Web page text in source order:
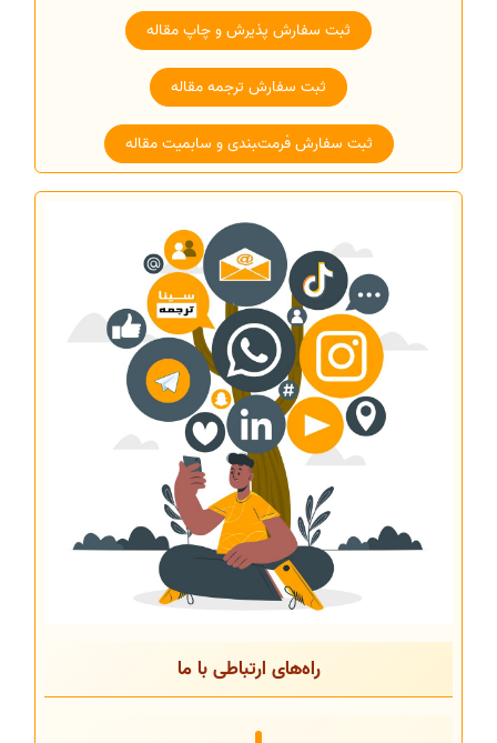
ثبت سفارش پذیرش و چاپ مقاله
ثبت سفارش ترجمه مقاله
ثبت سفارش فرمت‌‍بندی و سابمیت مقاله
راه‌های ارتباطی با ما